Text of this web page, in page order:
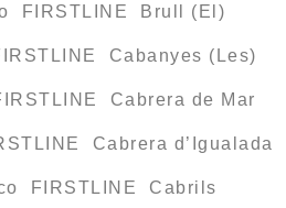
FIRSTLINE Brull (El)
Cabanyes (Les)
Cabrera de Mar
Cabrera d’Igualada
FIRSTLINE Cabrils